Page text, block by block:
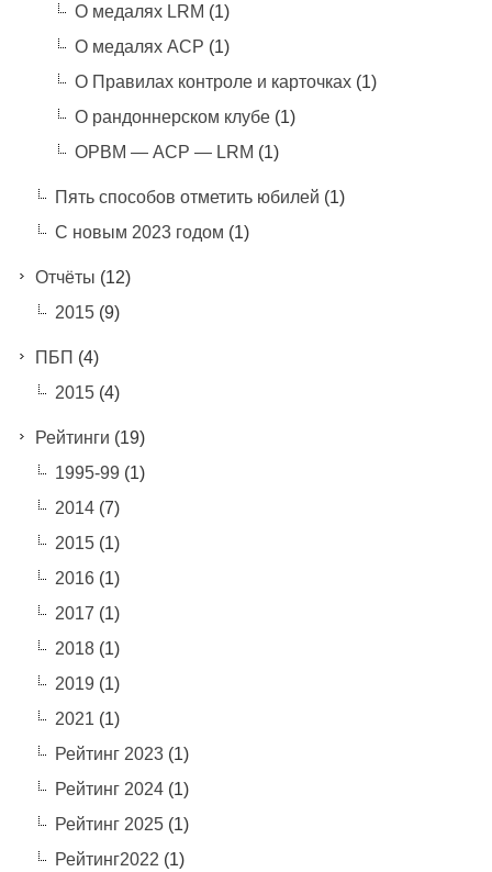
О медалях LRM (1)
О медалях АСР (1)
О Правилах контроле и карточках(1)
О рандоннерском клубе(1)
ОРВМ — АСР — LRM (1)
Пять способов отметить юбилей (1)
С новым 2023 годом (1)
Отчёты (12)
2015(9)
ПБП (4)
2015(4)
Рейтинги (19)
1995-99 (1)
2014(7)
2015(1)
2016(1)
2017 (1)
2018(1)
2019 (1)
2021 (1)
Рейтинг 2023(1)
Рейтинг 2024(1)
Рейтинг 2025(1)
Рейтинг2022 (1)